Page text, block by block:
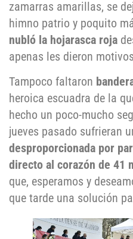
zamarras amarillas, se
himno patrio y poquito
nubló la hojarasca roja
apenas les dieron
Tampoco faltaron
heroica escuadra de la
hecho un poco-mucho
jueves pasado sufrieran
desproporcionada por
directo al corazón de 41
que, esperamos y
que tarde una solución